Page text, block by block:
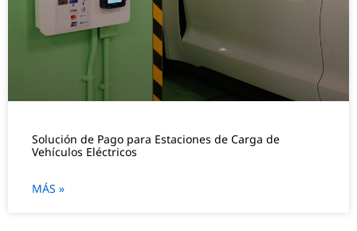
Solución de Pago para Estaciones de Carga de
Vehículos Eléctricos
MÁS »